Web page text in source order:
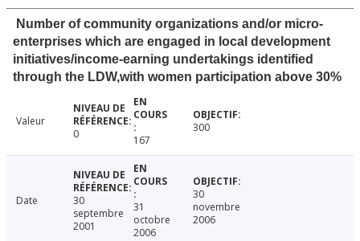
Number of community organizations and/or micro-
enterprises which are engaged in local development
initiatives/income-earning undertakings identified
through the LDW,with women participation above 30%
Valeur
0
167
300
Date
30
septembre
2001
31
octobre
2006
30
novembre
2006